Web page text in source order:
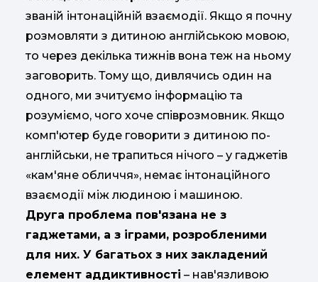
званій інтонаційній взаємодії. Якщо я почну
розмовляти з дитиною англійською мовою,
то через декілька тижнів вона теж на ньому
заговорить. Тому що, дивлячись один на
одного, ми зчитуємо інформацію та
розуміємо, чого хоче співрозмовник. Якщо
комп'ютер буде говорити з дитиною по-
англійськи, не трапиться нічого – у гаджетів
«кам'яне обличчя», немає інтонаційного
взаємодії між людиною і машиною.
Друга проблема пов'язана не з
гаджетами, а з іграми, розробленими
для них. У багатьох з них закладений
елемент аддиктивності – нав'язливою